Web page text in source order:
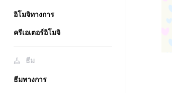
อิโมจิทางการ
ครีเอเตอร์อิโมจิ
ธีม
ธีมทางการ